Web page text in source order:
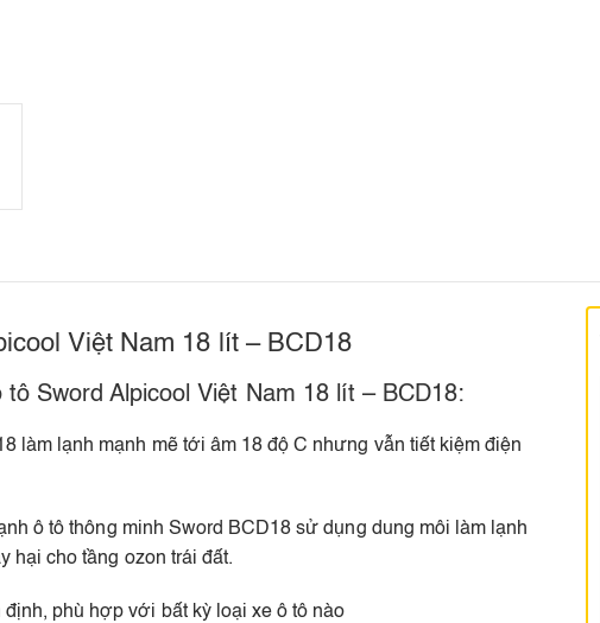
Việt Nam 18 lít – BCD18
Sword Alpicool Việt Nam 18 lít – BCD18:
làm lạnh mạnh mẽ tới âm 18 độ C nhưng vẫn tiết kiệm điện
ô tô thông minh Sword BCD18 sử dụng dung môi làm lạnh
hại cho tầng ozon trái đất.
phù hợp với bất kỳ loại xe ô tô nào